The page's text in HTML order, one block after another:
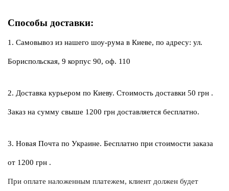
Способы доставки:
1. Самовывоз из нашего шоу-рума в Киеве, по адресу: ул.
Бориспольская, 9 корпус 90, оф. 110
2. Доставка курьером по Киеву. Стоимость доставки 50 грн .
Заказ на сумму свыше 1200 грн доставляется бесплатно.
3. Новая Почта по Украине. Бесплатно при стоимости заказа
от 1200 грн .
При оплате наложенным платежем, клиент должен будет